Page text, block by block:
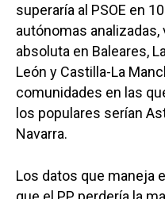
superaría al PSOE en
autónomas
absoluta en Baleares,
León y Castilla-La
comunidades en las
los populares serían
Navarra.
Los datos que maneja